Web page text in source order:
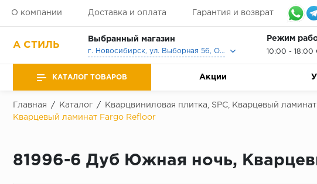
О компании Доставка и оплата Гарантия и возврат
А СТИЛЬ
Выбранный магазин
г. Новосибирск, ул. Выборная 56, Офис, Выставочный зал
Режим
10:00 - 18:00
КАТАЛОГ ТОВАРОВ Акции
Главная / Каталог / Кварцвиниловая плитка, SPC, Кварцевый ламинат
Кварцевый ламинат Fargo Refloor
81996-6 Дуб Южная ночь,